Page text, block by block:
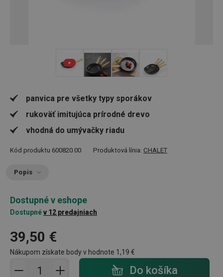
panvica pre všetky typy sporákov
rukoväť imitujúca prírodné drevo
vhodná do umývačky riadu
Kód produktu 600820.00 Produktová línia: CHALET
Popis
Dostupné v eshope
Dostupnév 12 predajniach
39,50 €
Nákupom získate body v hodnote 1,19 €
Pridať do košíka - počet Do košíka